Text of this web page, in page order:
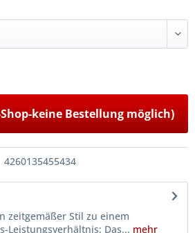
keine Bestellung möglich)
4260135455434
zeitgemäßer Stil zu einem
Leistungsverhältnis: Das... mehr